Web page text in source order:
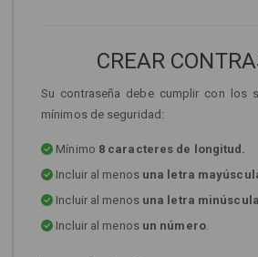
CREAR
Su contraseña debe cumplir con los
mínimos de seguridad:
Mínimo 8 caracteres de longitud.
Incluir al menos una letra
Incluir al menos una letra minúscula
Incluir al menos un número.